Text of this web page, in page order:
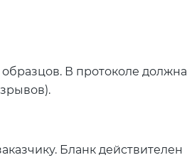
В протоколе должна
Бланк действителен